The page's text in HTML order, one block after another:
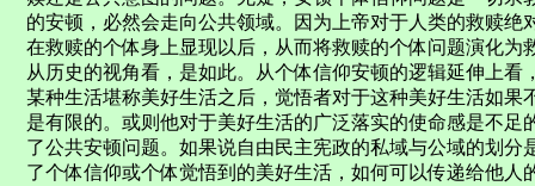
的安顿，必然会走向公共领域。因为上帝对于人类的救赎
在救赎的个体身上显现以后，从而将救赎的个体问题演化
从历史的视角看，是如此。从个体信仰安顿的逻辑延伸上
某种生活堪称美好生活之后，觉悟者对于这种美好生活如
是有限的。或则他对于美好生活的广泛落实的使命感是不
了公共安顿问题。如果说自由民主宪政的私域与公域的划
了个体信仰或个体觉悟到的美好生活，如何可以传递给他